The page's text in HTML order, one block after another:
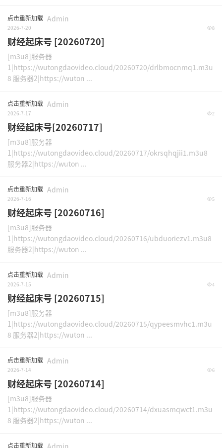
点击重新加载 Admin
2026-7-20 8
财经起床号 [20260720]
[m3u8]服务器
1|https://wutongdaovideo.cloud/20260720/drlbmocnmq1.m3u
8 服务器2|https://wuton ...
点击重新加载 Admin
2026-7-17 2
财经起床号[20260717]
[m3u8]服务器
1|https://wutongdaovideo.cloud/20260717/okrsqhqjii1.m3u8
服务器2|https://wuton ...
点击重新加载 Admin
2026-7-16 5
财经起床号 [20260716]
[m3u8]服务器
1|https://wutongdaovideo.cloud/20260716/ubduoriezv1.m3u8
服务器2|https://wuton ...
点击重新加载 Admin
2026-7-15 4
财经起床号 [20260715]
[m3u8]服务器
1|https://wutongdaovideo.cloud/20260715/qypeesmvhc1.m3u
8 服务器2|https://wuton ...
点击重新加载 Admin
2026-7-14 6
财经起床号 [20260714]
[m3u8]服务器
1|https://wutongdaovideo.cloud/20260714/dxuasmqwct1.m3u
8 服务器2|https://wuton ...
点击重新加载 Admin